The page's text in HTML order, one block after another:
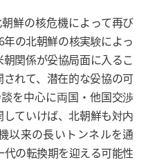
鮮の核危機によって再び
の北朝鮮の核実験によっ
関係が妥協局面に入るこ
れて、潜在的な妥協の可
を中心に両国・他国交渉
ていけば、北朝鮮も対内
以来の長いトンネルを通
の転換期を迎える可能性